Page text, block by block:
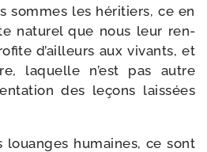
sommes les héri­tiers, ce en
natu­rel que nous leur ren­
d’ailleurs aux vivants, et
laquelle n’est pas autre
des leçons lais­sées
louanges humaines, ce sont